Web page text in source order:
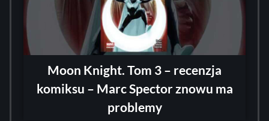
Moon Knight. Tom 3 – recenzja
komiksu – Marc Spector znowu ma
problemy